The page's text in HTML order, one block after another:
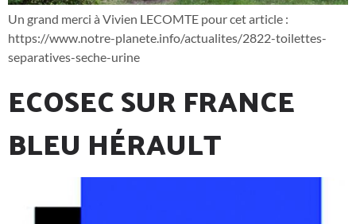
Un grand merci à Vivien LECOMTE pour cet article :
https://www.notre-planete.info/actualites/2822-toilettes-
separatives-seche-urine
ECOSEC SUR FRANCE
BLEU HÉRAULT